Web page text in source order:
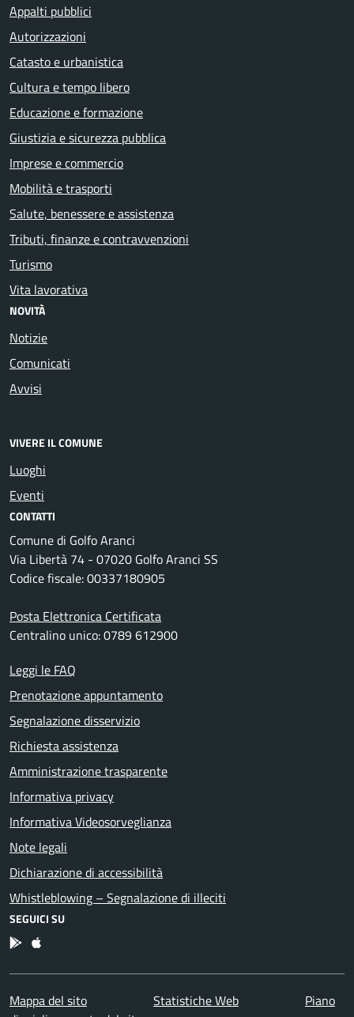
Appalti pubblici
Autorizzazioni
Catasto e urbanistica
Cultura e tempo libero
Educazione e formazione
Giustizia e sicurezza pubblica
Imprese e commercio
Mobilità e trasporti
Salute, benessere e assistenza
Tributi, finanze e contravvenzioni
Turismo
Vita lavorativa
NOVITÀ
Notizie
Comunicati
Avvisi
VIVERE IL COMUNE
Luoghi
Eventi
CONTATTI
Comune di Golfo Aranci
Via Libertà 74 - 07020 Golfo Aranci SS
Codice fiscale: 00337180905
Posta Elettronica Certificata
Centralino unico: 0789 612900
Leggi le FAQ
Prenotazione appuntamento
Segnalazione disservizio
Richiesta assistenza
Amministrazione trasparente
Informativa privacy
Informativa Videosorveglianza
Note legali
Dichiarazione di accessibilità
Whistleblowing – Segnalazione di illeciti
SEGUICI SU
App Android
App IOS
Mappa del sito Statistiche Web
Piano